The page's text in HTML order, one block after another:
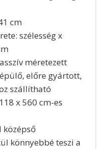
cm
szélesség x
méretezett
előre gyártott,
szállítható
x 560 cm-es
középső
könnyebbé teszi a